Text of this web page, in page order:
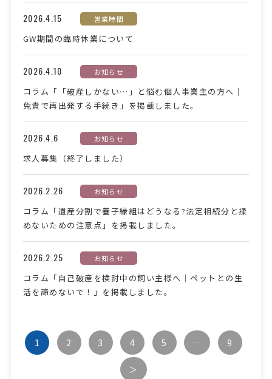
2026.4.15 営業時間
GW期間の臨時休業について
2026.4.10 お知らせ
コラム「「破産しかない…」と悩む個人事業主の方へ｜
免責で再出発する手続き」を掲載しました。
2026.4.6 お知らせ
求人募集（終了しました）
2026.2.26 お知らせ
コラム「遺産分割で養子縁組はどうなる?法定相続分と揉
めないための注意点」を掲載しました。
2026.2.25 お知らせ
コラム「自己破産を検討中の飼い主様へ｜ペットとの生
活を諦めないで！」を掲載しました。
1 2 3 4 5 … 9
＞